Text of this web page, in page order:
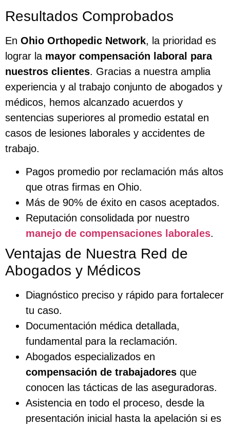
Resultados Comprobados
En Ohio Orthopedic Network, la prioridad es
lograr la mayor compensación laboral para
nuestros clientes. Gracias a nuestra amplia
experiencia y al trabajo conjunto de abogados y
médicos, hemos alcanzado acuerdos y
sentencias superiores al promedio estatal en
casos de lesiones laborales y accidentes de
trabajo.
Pagos promedio por reclamación más altos
que otras firmas en Ohio.
Más de 90% de éxito en casos aceptados.
Reputación consolidada por nuestro
manejo de compensaciones laborales.
Ventajas de Nuestra Red de
Abogados y Médicos
Diagnóstico preciso y rápido para fortalecer
tu caso.
Documentación médica detallada,
fundamental para la reclamación.
Abogados especializados en
compensación de trabajadores que
conocen las tácticas de las aseguradoras.
Asistencia en todo el proceso, desde la
presentación inicial hasta la apelación si es